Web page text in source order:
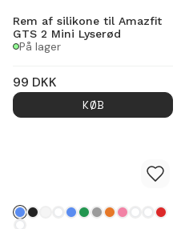
Rem af silikone til Amazfit
GTS 2 Mini Lyserød
På lager
99 DKK
KØB